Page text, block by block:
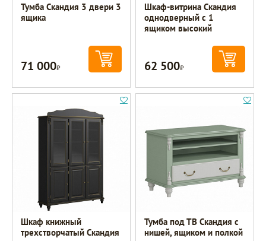
Тумба Скандия 3 двери 3
ящика
71 000Р
Шкаф-витрина Скандия
однодверный с 1
ящиком высокий
62 500Р
Шкаф книжный
трехстворчатый Скандия
Тумба под ТВ Скандия с
нишей, ящиком и полкой